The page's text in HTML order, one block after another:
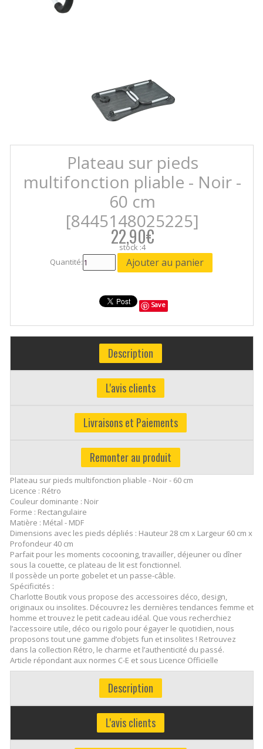
Plateau sur pieds
multifonction pliable - Noir -
60 cm
[8445148025225]
22,90€
stock :4
Quantité:
Save
Description
L'avis clients
Livraisons et Paiements
Remonter au produit
Plateau sur pieds multifonction pliable - Noir - 60 cm
Licence : Rétro
Couleur dominante : Noir
Forme : Rectangulaire
Matière : Métal - MDF
Dimensions avec les pieds dépliés : Hauteur 28 cm x Largeur 60 cm x
Profondeur 40 cm
Parfait pour les moments cocooning, travailler, déjeuner ou dîner
sous la couette, ce plateau de lit est fonctionnel.
Il possède un porte gobelet et un passe-câble.
Spécificités :
Charlotte Boutik vous propose des accessoires déco, design,
originaux ou insolites. Découvrez les dernières tendances femme et
homme et trouvez le petit cadeau idéal. Que vous recherchiez
l’accessoire utile, déco ou rigolo pour égayer le quotidien, nous
proposons tout une gamme d’objets fun et insolites ! Retrouvez
dans la collection Rétro, le charme et l’authenticité du passé.
Article répondant aux normes C-E et sous Licence Officielle
Description
L'avis clients